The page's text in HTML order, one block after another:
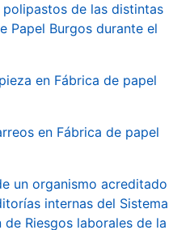
de las distintas
Papel Burgos durante el
en Fábrica de papel
en Fábrica de papel
un organismo acreditado
internas del Sistema
Riesgos laborales de la